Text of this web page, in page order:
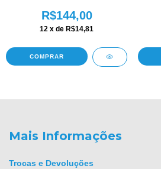
R$144,00
12 x de R$14,81
COMPRAR
Mais Informações
Trocas e Devoluções